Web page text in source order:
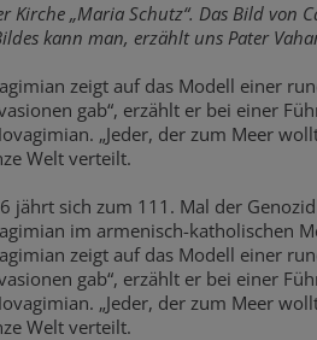
Kirche „Maria Schutz“. Das Bild von
kann man, erzählt uns Pater
zeigt auf das Modell einer
gab“, erzählt er bei einer
„Jeder, der zum Meer
Welt verteilt.
jährt sich zum 111. Mal der
im armenisch-katholischen
zeigt auf das Modell einer
gab“, erzählt er bei einer
„Jeder, der zum Meer
Welt verteilt.